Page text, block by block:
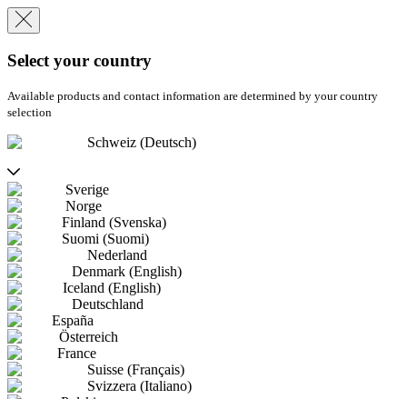
Select your country
Available products and contact information are determined by your country
selection
Schweiz (Deutsch)
Sverige
Norge
Finland (Svenska)
Suomi (Suomi)
Nederland
Denmark (English)
Iceland (English)
Deutschland
España
Österreich
France
Suisse (Français)
Svizzera (Italiano)